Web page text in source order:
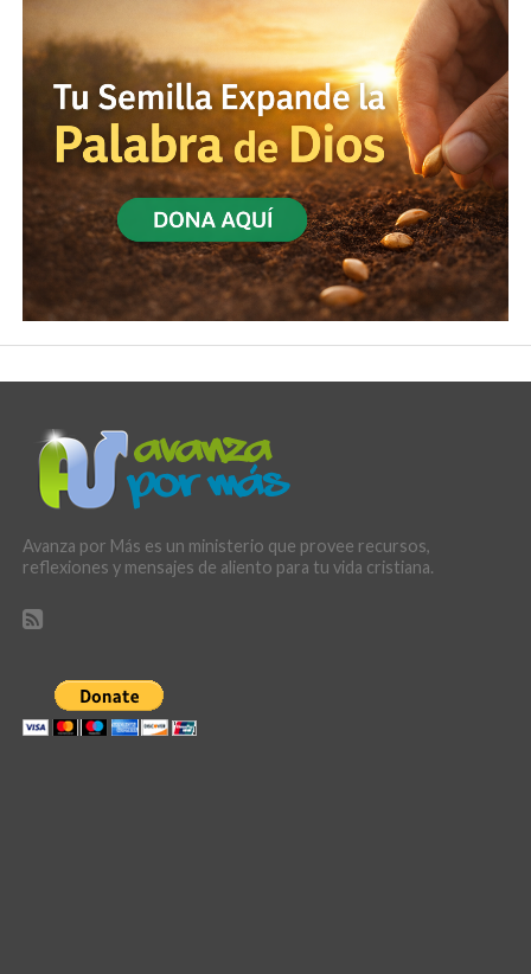
Avanza por Más es un ministerio que provee recursos,
reflexiones y mensajes de aliento para tu vida cristiana.